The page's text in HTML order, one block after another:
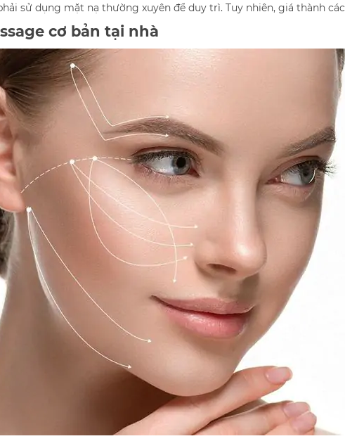
sử dụng mặt nạ thường xuyên để duy trì. Tuy nhiên, giá thành
cơ bản tại nhà